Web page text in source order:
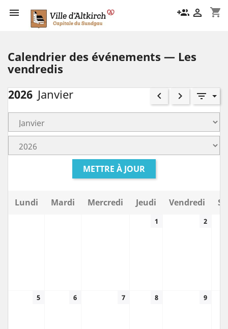
 shopping_cart
group_add 
Calendrier des événements — Les
vendredis
2026 Janvier keyboard_arrow_left keyboard_arrow_right filter_list
METTRE À JOUR
Lundi Mardi Mercredi Jeudi Vendredi
1 2
5 6 7 8 9